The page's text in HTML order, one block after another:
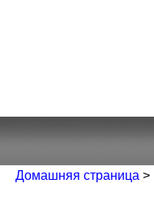
Домашняя страница >